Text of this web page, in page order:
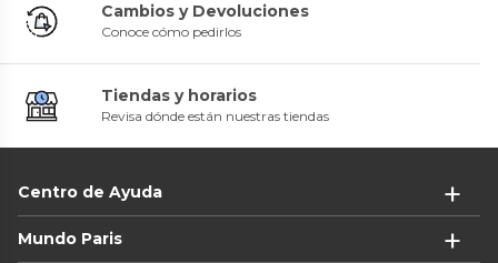
Cambios y Devoluciones
Conoce cómo pedirlos
Tiendas y horarios
Revisa dónde están nuestras tiendas
Centro de Ayuda
Mundo Paris